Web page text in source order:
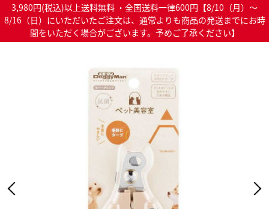
3,980円(税込)以上送料無料 ・全国送料一律600円【8/10（月）～
8/16（日）にいただいたご注文は、通常よりも商品の発送までにお時
間をいただく場合がございます。予めご了承ください】